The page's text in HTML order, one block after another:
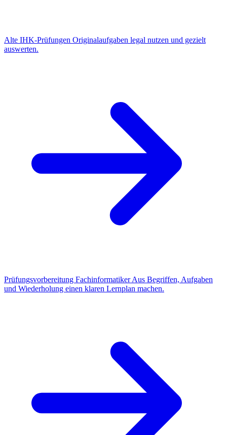
Alte IHK-Prüfungen Originalaufgaben legal nutzen und gezielt
auswerten.
Prüfungsvorbereitung FachinformatikerAus Begriffen, Aufgaben
und Wiederholung einen klaren Lernplan machen.